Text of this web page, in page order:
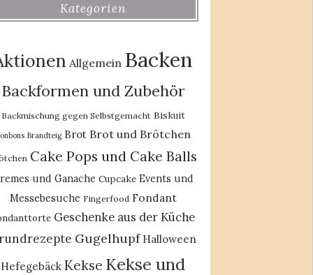
Kategorien
Allgemein Backen
Backformen und Zubehör
Backmischung gegen Selbstgemacht Biskuit
Brandteig Brot Brot und Brötchen
Cake Pops und Cake Balls
und Ganache Cupcake Events und
Messebesuche Fingerfood Fondant
Geschenke aus der Küche
Gugelhupf Halloween
Hefegebäck Kekse Kekse und